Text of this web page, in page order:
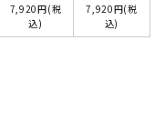
7,920円(税
込)
7,920円(税
込)